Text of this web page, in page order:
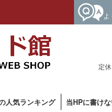
よ
定
人気ランキング 当HPに書け